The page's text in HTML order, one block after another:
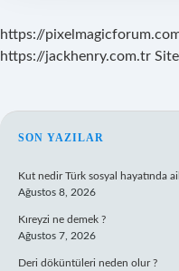
https://
https://jackhenry.com.tr
SIDEBAR
SON YAZILAR
Kut nedir Türk sosyal hayatında
Ağustos 8, 2026
Kıreyzi ne demek ?
Ağustos 7, 2026
Deri döküntüleri neden olur ?